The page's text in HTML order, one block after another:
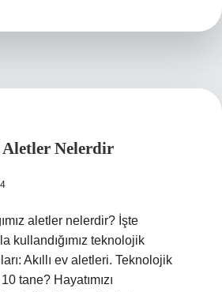
Nelerdir
aletler nelerdir? İşte
kullandığımız teknolojik
Akıllı ev aletleri. Teknolojik
tane? Hayatımızı